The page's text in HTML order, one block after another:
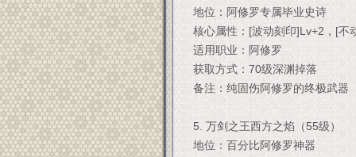
地位：阿修罗专属毕业史诗
核心属性：[波动刻印]Lv+2，[不
适用职业：阿修罗
获取方式：70级深渊掉落
备注：纯固伤阿修罗的终极武器
5. 万剑之王西方之焰（55级）
地位：百分比阿修罗神器